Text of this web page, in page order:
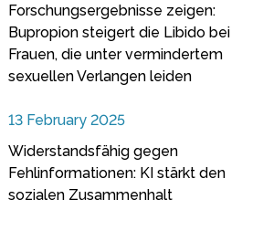
Forschungsergebnisse zeigen:
Bupropion steigert die Libido bei
Frauen, die unter vermindertem
sexuellen Verlangen leiden
13 February 2025
Widerstandsfähig gegen
Fehlinformationen: KI stärkt den
sozialen Zusammenhalt